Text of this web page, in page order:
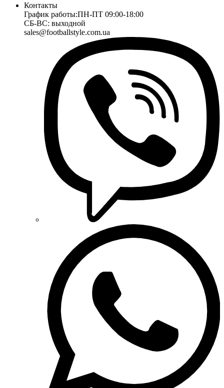
Контакты
График работы:ПН-ПТ 09:00-18:00
СБ-ВС: выходной
sales@footballstyle.com.ua